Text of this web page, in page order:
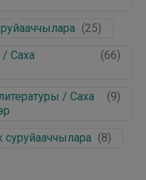
(25)
/ Саха
(66)
/ Саха
(9)
(8)